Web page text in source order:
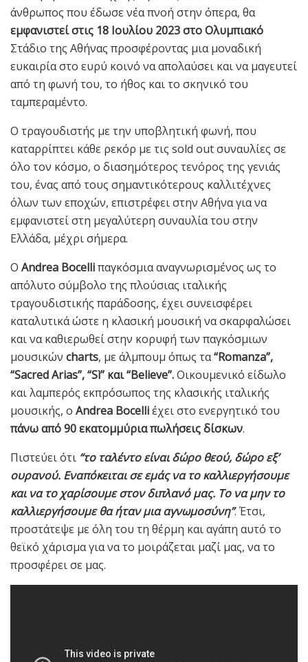
άνθρωπος που έδωσε νέα πνοή στην όπερα, θα
εμφανιστεί στις 18 Ιουλίου 2023 στο Ολυμπιακό
Στάδιο της Αθήνας προσφέροντας μια μοναδική
ευκαιρία στο ευρύ κοινό να απολαύσει και να μαγευτεί
από τη φωνή του, το ήθος και το σκηνικό του
ταμπεραμέντο.
Ο τραγουδιστής με την υποβλητική φωνή, που
καταρρίπτει κάθε ρεκόρ με τις sold out συναυλίες σε
όλο τον κόσμο, ο διασημότερος τενόρος της γενιάς
του, ένας από τους σημαντικότερους καλλιτέχνες
όλων των εποχών, επιστρέφει στην Αθήνα για να
εμφανιστεί στη μεγαλύτερη συναυλία του στην
Ελλάδα, μέχρι σήμερα.
Ο Andrea Bocelliπαγκόσμια αναγνωρισμένος ως το
απόλυτο σύμβολο της πλούσιας ιταλικής
τραγουδιστικής παράδοσης, έχει συνεισφέρει
καταλυτικά ώστε η κλασική μουσική να σκαρφαλώσει
και να καθιερωθεί στην κορυφή των παγκόσμιων
μουσικών charts, με άλμπουμ όπως τα“Romanza”,
“Sacred Arias”, “Sì” και “Believe”.Οικουμενικό είδωλο
και λαμπερός εκπρόσωπος της κλασικής ιταλικής
μουσικής, ο Andrea Bocelliέχει στο ενεργητικό του
πάνω από 90 εκατομμύρια πωλήσεις δίσκων.
Πιστεύει ότι “το ταλέντο είναι δώρο θεού, δώρο εξ’
ουρανού. Εναπόκειται σε εμάς να το καλλιεργήσουμε
και να το χαρίσουμε στον διπλανό μας. Το να μην το
καλλιεργήσουμε θα ήταν μια αγνωμοσύνη”. Έτσι,
προστάτεψε με όλη του τη θέρμη και αγάπη αυτό το
θεϊκό χάρισμα για να το μοιράζεται μαζί μας, να το
προσφέρει σε μας.